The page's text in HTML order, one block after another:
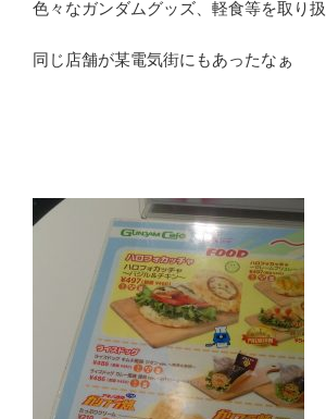
色々なガンダムグッズ、軽食等を取り扱
同じ店舗が某電気街にもあったなぁ